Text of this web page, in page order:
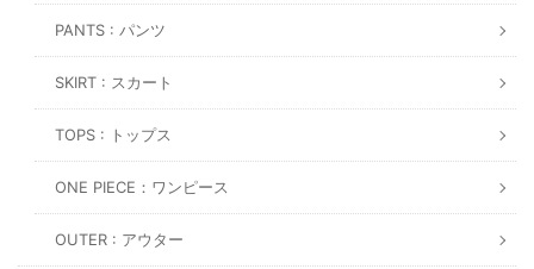
PANTS : パンツ
SKIRT : スカート
TOPS : トップス
ONE PIECE：ワンピース
OUTER : アウター